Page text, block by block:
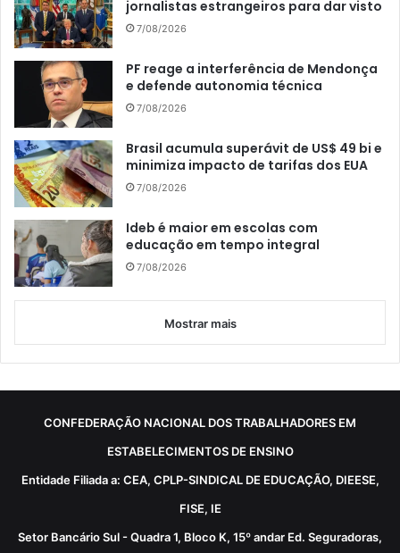
jornalistas estrangeiros para dar visto
7/08/2026
PF reage a interferência de Mendonça
e defende autonomia técnica
7/08/2026
Brasil acumula superávit de US$ 49 bi e
minimiza impacto de tarifas dos EUA
7/08/2026
Ideb é maior em escolas com
educação em tempo integral
7/08/2026
Mostrar mais
CONFEDERAÇÃO NACIONAL DOS TRABALHADORES EM
ESTABELECIMENTOS DE ENSINO
Entidade Filiada a: CEA, CPLP-SINDICAL DE EDUCAÇÃO, DIEESE,
FISE, IE
Setor Bancário Sul - Quadra 1, Bloco K, 15º andar Ed. Seguradoras,